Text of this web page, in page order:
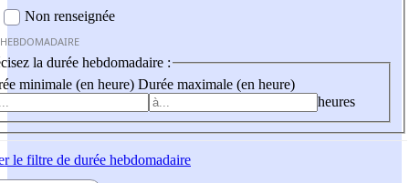
Non renseignée
la durée hebdomadaire :
minimale (en heure) Durée maximale (en heure)
heures
le filtre de durée hebdomadaire